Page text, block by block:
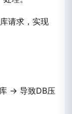
请求，实现
→ 导致DB压